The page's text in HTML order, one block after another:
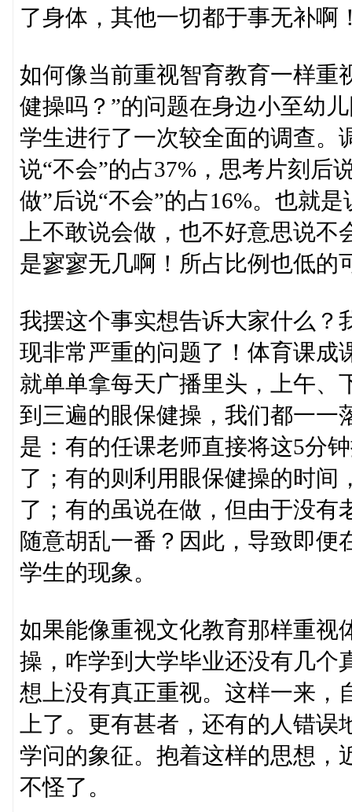
了身体，其他一切都于事无补啊
如何像当前重视智育教育一样重
健操吗？”的问题在身边小至幼
学生进行了一次较全面的调查。
说“不会”的占37%，思考片刻后
做”后说“不会”的占16%。也就
上不敢说会做，也不好意思说
是寥寥无几啊！所占比例也低的
我摆这个事实想告诉大家什么？
现非常严重的问题了！体育课成
就单单拿每天广播里头，上午、
到三遍的眼保健操，我们都一一
是：有的任课老师直接将这5分
了；有的则利用眼保健操的时间
了；有的虽说在做，但由于没有
随意胡乱一番？因此，导致即便
学生的现象。
如果能像重视文化教育那样重视
操，咋学到大学毕业还没有几个
想上没有真正重视。这样一来，
上了。更有甚者，还有的人错
学问的象征。抱着这样的思想，
不怪了。